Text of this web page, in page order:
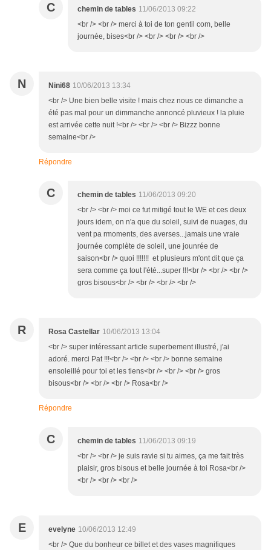
C chemin de tables 11/06/2013 09:22
<br /> <br /> merci à toi de ton gentil com, belle
journée, bises<br /> <br /> <br /> <br />
N Nini68 10/06/2013 13:34
<br /> Une bien belle visite ! mais chez nous ce dimanche a
été pas mal pour un dimmanche annoncé pluvieux ! la pluie
est arrivée cette nuit !<br /> <br /> <br /> Bizzz bonne
semaine<br />
Répondre
C chemin de tables 11/06/2013 09:20
<br /> <br /> moi ce fut mitigé tout le WE et ces deux
jours idem, on n'a que du soleil, suivi de nuages, du
vent pa rmoments, des averses...jamais une vraie
journée complète de soleil, une jounrée de
saison<br /> quoi !!!!!!! et plusieurs m'ont dit que ça
sera comme ça tout l'été...super !!!<br /> <br /> <br />
gros bisous<br /> <br /> <br /> <br />
R Rosa Castellar 10/06/2013 13:04
<br /> super intéressant article superbement illustré, j'ai
adoré. merci Pat !!!<br /> <br /> <br /> bonne semaine
ensoleillé pour toi et les tiens<br /> <br /> <br /> gros
bisous<br /> <br /> <br /> Rosa<br />
Répondre
C chemin de tables 11/06/2013 09:19
<br /> <br /> je suis ravie si tu aimes, ça me fait très
plaisir, gros bisous et belle journée à toi Rosa<br />
<br /> <br /> <br />
E evelyne 10/06/2013 12:49
<br /> Que du bonheur ce billet et des vases magnifiques